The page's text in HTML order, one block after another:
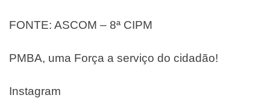
FONTE: ASCOM – 8ª CIPM
PMBA, uma Força a serviço do cidadão!
Instagram